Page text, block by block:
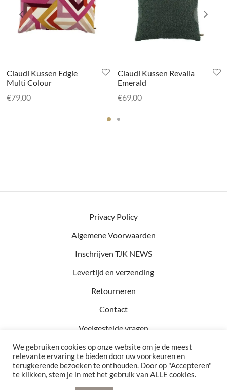
Claudi Kussen Edgie
Multi Colour
€79,00
Claudi Kussen Revalla
Emerald
€69,00
Privacy Policy
Algemene Voorwaarden
Inschrijven TJK NEWS
Levertijd en verzending
Retourneren
Contact
Veelgestelde vragen
Kvk: 81457782
BTW: NL002990154B76
We gebruiken cookies op onze website om je de meest
relevante ervaring te bieden door uw voorkeuren en
terugkerende bezoeken te onthouden. Door op "Accepteren"
te klikken, stem je in met het gebruik van ALLE cookies.